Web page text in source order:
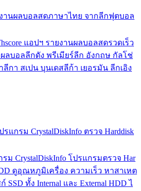
งานผลบอลสดภาษาไทย จากลีกฟุตบอล
แอปฯ รายงานผลบอลสดรวดเร็ว
ลบอลลีกดัง พรีเมียร์ลีก อังกฤษ กัลโช่
ลีกา สเปน บุนเดสลีก้า เยอรมัน ลีกเอิง
รแกรม CrystalDiskInfo ตรวจ Harddisk
ม CrystalDiskInfo โปรแกรมตรวจ Har
ดูอุณหภูมิเครื่อง ความเร็ว หาสาเหต
ทั้ง Internal และ External HDD ไ